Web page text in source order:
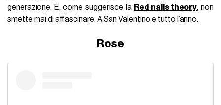
generazione. E, come suggerisce la Red nails theory, non
smette mai di affascinare. A San Valentino e tutto l’anno.
Rose